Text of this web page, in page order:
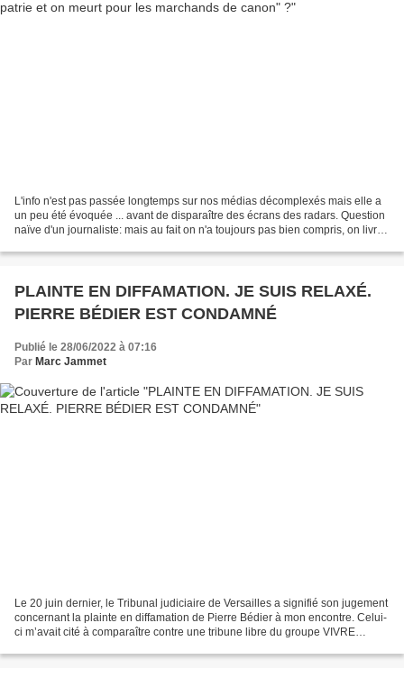
L'info n'est pas passée longtemps sur nos médias décomplexés mais elle a
un peu été évoquée ... avant de disparaître des écrans des radars. Question
naïve d'un journaliste: mais au fait on n'a toujours pas bien compris, on livre
PLAINTE EN DIFFAMATION. JE SUIS RELAXÉ.
PIERRE BÉDIER EST CONDAMNÉ
Publié le 28/06/2022 à 07:16
Par Marc Jammet
Le 20 juin dernier, le Tribunal judiciaire de Versailles a signifié son jugement
concernant la plainte en diffamation de Pierre Bédier à mon encontre. Celui-
ci m’avait cité à comparaître contre une tribune libre du groupe VIVRE